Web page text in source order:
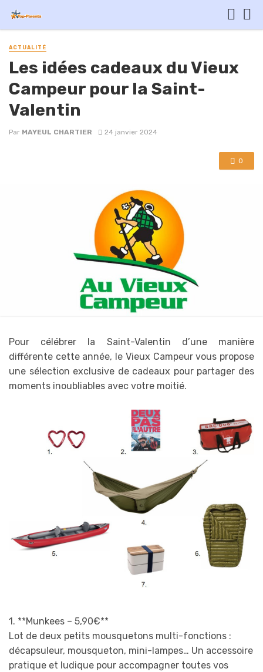
ACTUALITÉ
Les idées cadeaux du Vieux
Campeur pour la Saint-
Valentin
Par MAYEUL CHARTIER 24 janvier 2024
0
Pour célébrer la Saint-Valentin d’une manière
différente cette année, le Vieux Campeur vous propose
une sélection exclusive de cadeaux pour partager des
moments inoubliables avec votre moitié.
1. **Munkees – 5,90€**
Lot de deux petits mousquetons multi-fonctions :
décapsuleur, mousqueton, mini-lampes… Un accessoire
pratique et ludique pour accompagner toutes vos